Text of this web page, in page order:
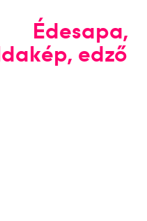
Édesapa,
edző